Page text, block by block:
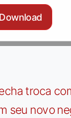
Download
troca
seu novo